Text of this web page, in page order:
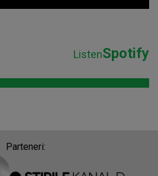
ListenSpotify
Parteneri: